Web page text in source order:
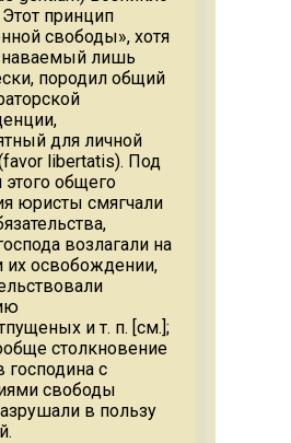
принцип
свободы», хотя
лишь
породил общий
для личной
libertatis). Под
общего
юристы смягчали
возлагали на
их освобождении,
и т. п. [см.];
столкновение
господина с
свободы
в пользу